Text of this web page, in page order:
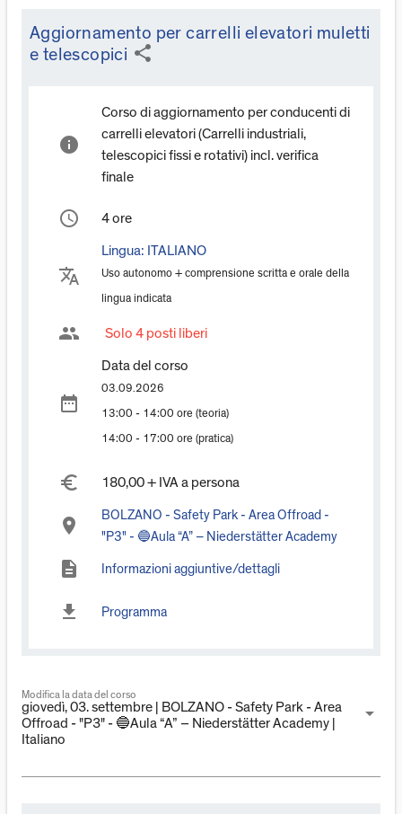
Aggiornamento per carrelli elevatori muletti
e telescopici share
info
Corso di aggiornamento per conducenti di
carrelli elevatori (Carrelli industriali,
telescopici fissi e rotativi) incl. verifica
finale
access_time 4 ore
translate
Lingua: ITALIANO
Uso autonomo + comprensione scritta e orale della
lingua indicata
group Solo 4 posti liberi
date_range
Data del corso
03.09.2026
13:00 - 14:00 ore (teoria)
14:00 - 17:00 ore (pratica)
euro_symbol 180,00 + IVA a persona
place
BOLZANO - Safety Park - Area Offroad -
"P3" - 🔵Aula “A” – Niederstätter Academy
description Informazioni aggiuntive/dettagli
download Programma
Modifica la data del corso
giovedì, 03. settembre | BOLZANO - Safety Park - Area
Offroad - "P3" - 🔵Aula “A” – Niederstätter Academy |
Italiano
arrow_drop_down